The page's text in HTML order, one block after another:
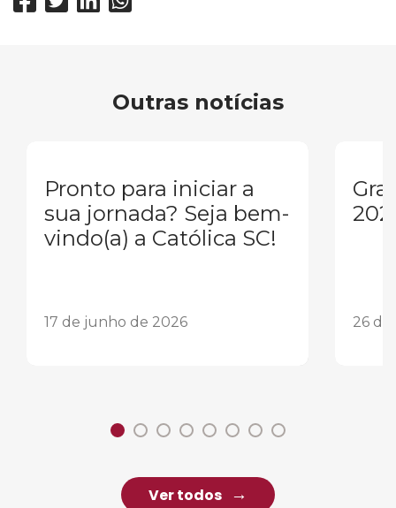
Outras notícias
Pronto para iniciar a
sua jornada? Seja bem-
vindo(a) a Católica SC!
17 de junho de 2026 26 de
Ver todos